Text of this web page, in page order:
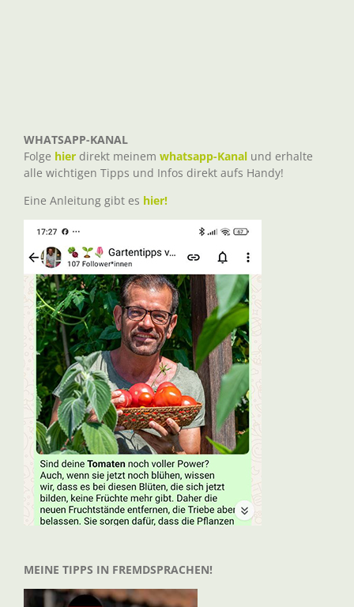
WHATSAPP-KANAL
Folge hier direkt meinem whatsapp-Kanal und erhalte
alle wichtigen Tipps und Infos direkt aufs Handy!
Eine Anleitung gibt es hier!
MEINE TIPPS IN FREMDSPRACHEN!